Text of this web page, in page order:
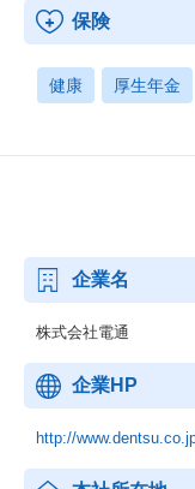
保険
健康 厚生年金
企業名
株式会社電通
企業HP
http://